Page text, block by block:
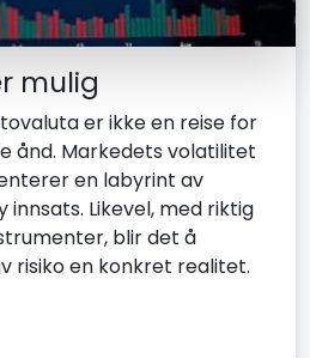
mulig
er ikke en reise for
ånd. Markedets volatilitet
en labyrint av
Likevel, med riktig
blir det å
risiko en konkret realitet.